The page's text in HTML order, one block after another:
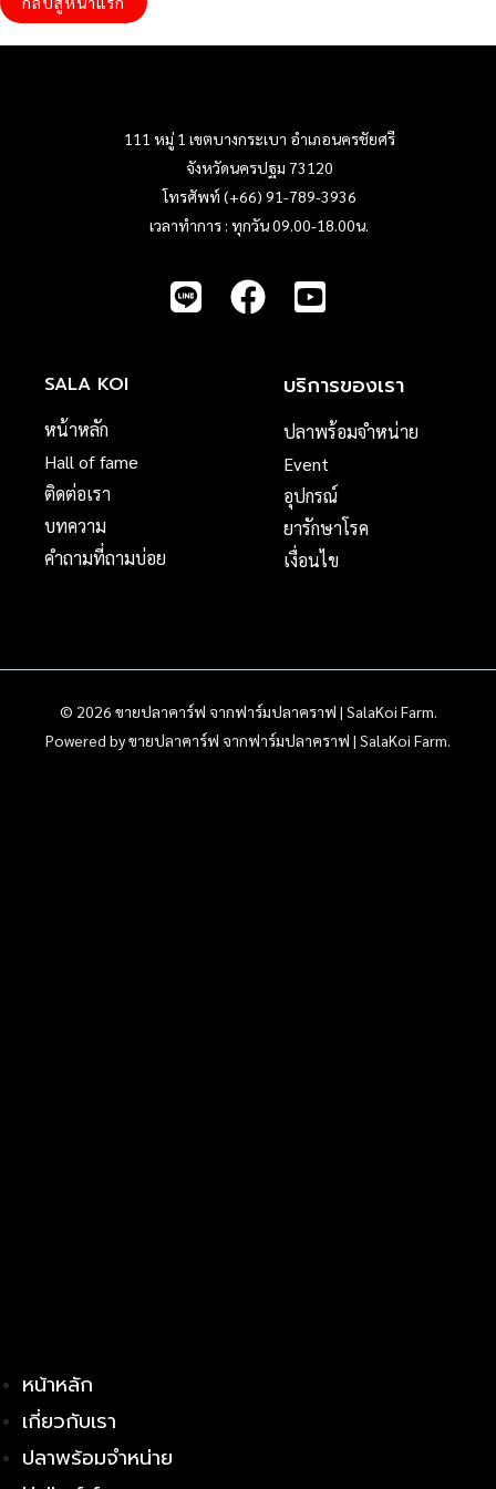
111 หมู่ 1 เขตบางกระเบา อำเภอนครชัยศรี
จังหวัดนครปฐม 73120
โทรศัพท์ (+66) 91-789-3936
เวลาทำการ : ทุกวัน 09.00-18.00น.
SALA KOI
หน้าหลัก
Hall of fame
ติดต่อเรา
บทความ
คำถามที่ถามบ่อย
บริการของเรา
ปลาพร้อมจำหน่าย
Event
อุปกรณ์
ยารักษาโรค
เงื่อนไข
© 2026 ขายปลาคาร์ฟ จากฟาร์มปลาคราฟ | SalaKoi Farm.
Powered by ขายปลาคาร์ฟ จากฟาร์มปลาคราฟ | SalaKoi Farm.
หน้าหลัก
เกี่ยวกับเรา
ปลาพร้อมจำหน่าย